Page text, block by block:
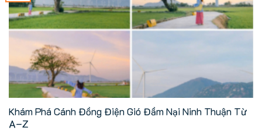
Khám Phá Cánh Đồng Điện Gió Đầm Nại Ninh Thuận Từ
A–Z